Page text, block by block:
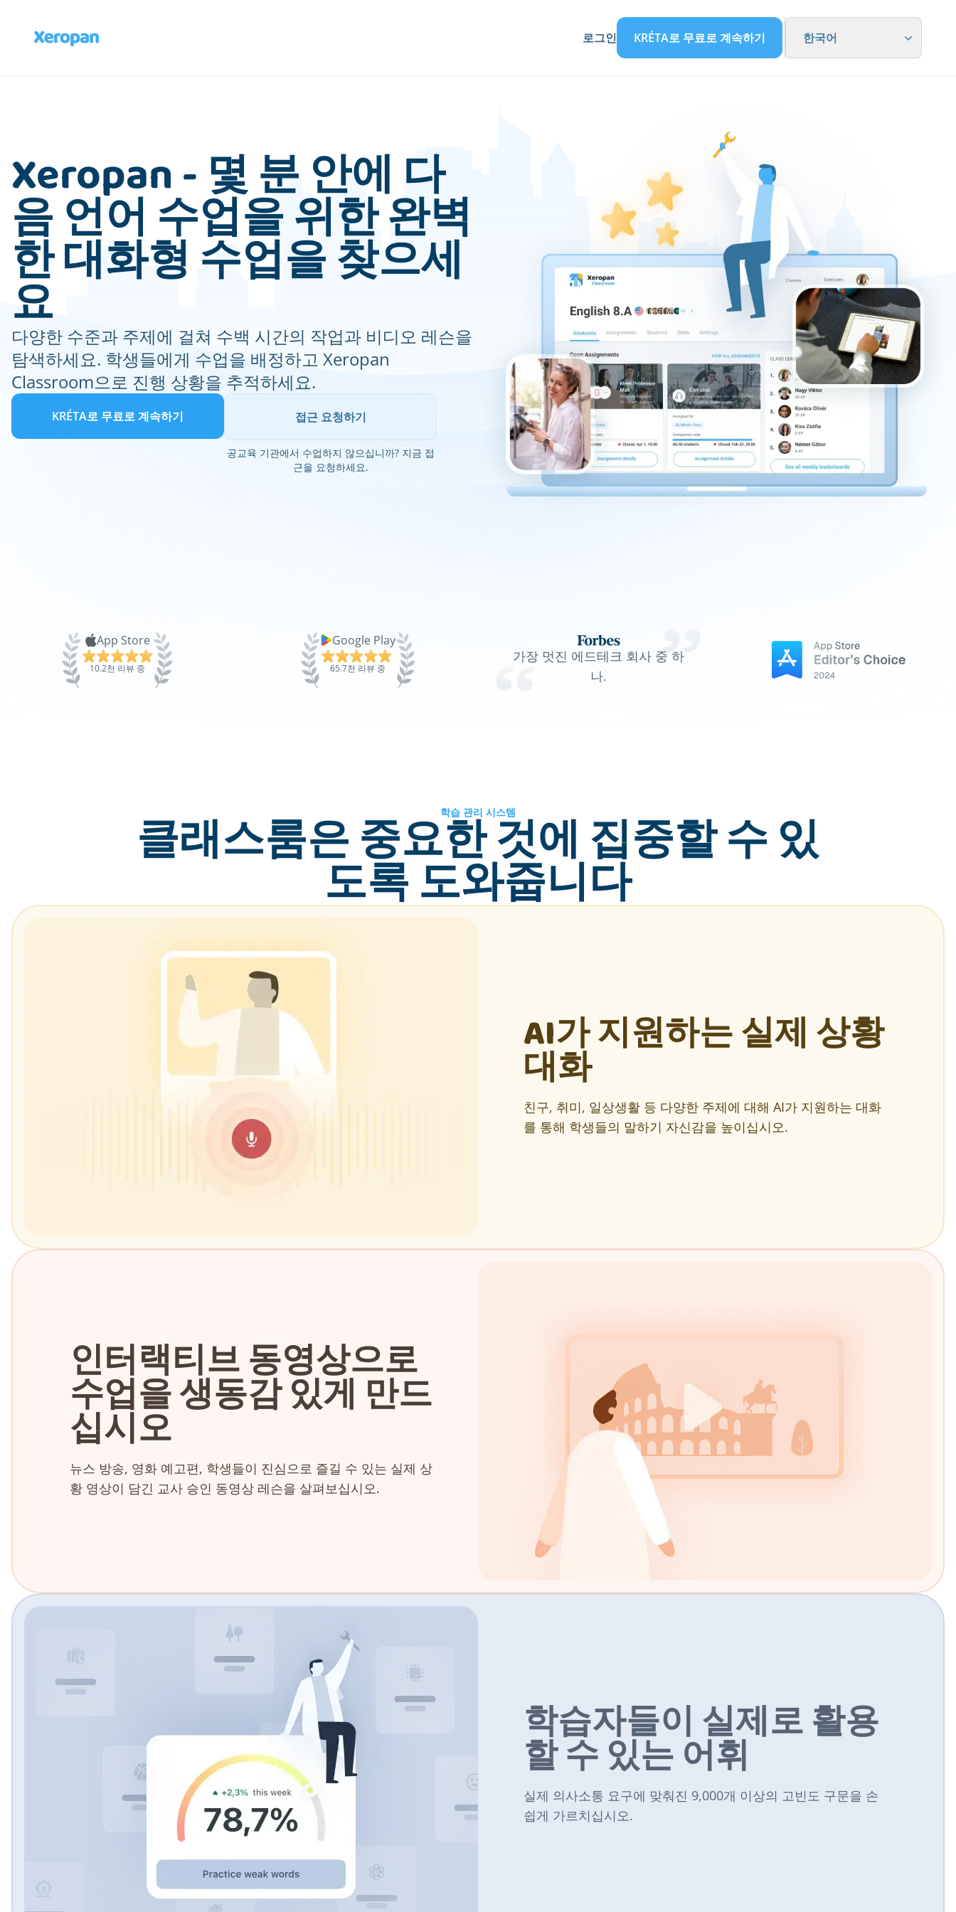
로그인 KRÉTA로 무료로 계속하기 한국어
Xeropan - 몇 분 안에 다
음 언어 수업을 위한 완벽
한 대화형 수업을 찾으세
요
다양한 수준과 주제에 걸쳐 수백 시간의 작업과 비디오 레슨을
탐색하세요. 학생들에게 수업을 배정하고 Xeropan
Classroom으로 진행 상황을 추적하세요.
KRÉTA로 무료로 계속하기 접근 요청하기
공교육 기관에서 수업하지 않으십니까? 지금 접
근을 요청하세요.
App Store
10.2천 리뷰 중
Google Play
65.7천 리뷰 중
가장 멋진 에드테크 회사 중 하
나.
학습 관리 시스템
클래스룸은 중요한 것에 집중할 수 있
도록 도와줍니다
AI가 지원하는 실제 상황
대화
친구, 취미, 일상생활 등 다양한 주제에 대해 AI가 지원하는 대화
를 통해 학생들의 말하기 자신감을 높이십시오.
인터랙티브 동영상으로
수업을 생동감 있게 만드
십시오
뉴스 방송, 영화 예고편, 학생들이 진심으로 즐길 수 있는 실제 상
황 영상이 담긴 교사 승인 동영상 레슨을 살펴보십시오.
학습자들이 실제로 활용
할 수 있는 어휘
실제 의사소통 요구에 맞춰진 9,000개 이상의 고빈도 구문을 손
쉽게 가르치십시오.